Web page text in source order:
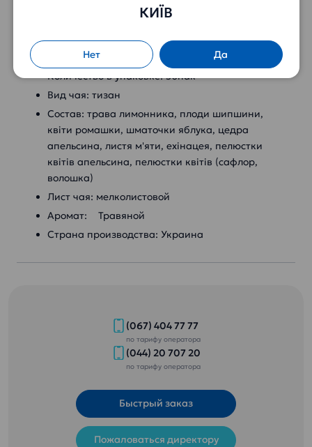
Вес: 75гр.
Упаковка: Пакет з целофану
Количество в упаковке: 50пак
Вид чая: тизан
Состав: трава лимонника, плоди шипшини,
квіти ромашки, шматочки яблука, цедра
апельсина, листя м'яти, ехінацея, пелюстки
квітів апельсина, пелюстки квітів (сафлор,
волошка)
Лист чая: мелколистовой
Аромат: Травяной
Страна производства: Украина
(067) 404 77 77
по тарифу оператора
(044) 20 707 20
по тарифу оператора
Быстрый заказ
Пожаловаться директору
КИЇВ
Нет Да